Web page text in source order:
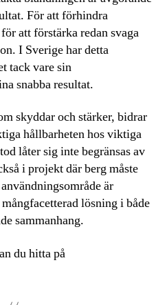
För att förhindra
att förstärka redan svaga
I Sverige har detta
tack vare sin
snabba resultat.
skyddar och stärker, bidrar
hållbarheten hos viktiga
låter sig inte begränsas av
i projekt där berg måste
är
lösning i både
sammanhang.
du hitta på